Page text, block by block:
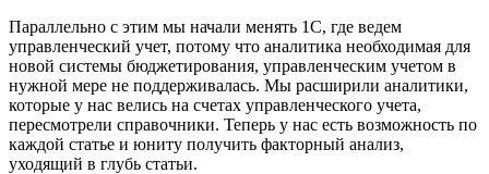
Параллельно с этим мы начали менять 1С, где ведем
управленческий учет, потому что аналитика необходимая для
новой системы бюджетирования, управленческим учетом в
нужной мере не поддерживалась. Мы расширили аналитики,
которые у нас велись на счетах управленческого учета,
пересмотрели справочники. Теперь у нас есть возможность по
каждой статье и юниту получить факторный анализ,
уходящий в глубь статьи.